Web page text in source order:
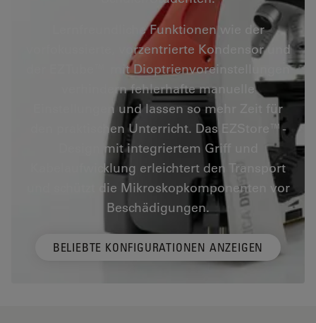
Lernfreundliche Funktionen wie der
vorfokussierte, vorzentrierte Kondensor und
der EZTube™ mit Dioptrienvoreinstellungen
verhindern fehlerhafte manuelle
Einstellungen und lassen so mehr Zeit für
den praktischen Unterricht. Das EZStore™-
Design mit integriertem Griff und
Kabelaufwicklung erleichtert den Transport
und schützt die Mikroskopkomponenten vor
Beschädigungen.
BELIEBTE KONFIGURATIONEN ANZEIGEN